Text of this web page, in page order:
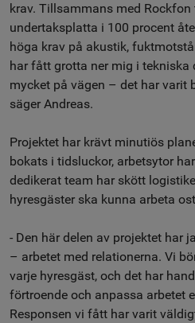
krav. Tillsammans med
undertaksplatta i 100 procent
höga krav på akustik,
har fått grotta ner mig i
mycket på vägen – det har varit
säger Andreas.
Projektet har krävt minutiös
bokats i tidsluckor, arbetsytor
dedikerat team har skött
hyresgäster ska kunna arbeta
- Den här delen av projektet har
– arbetet med relationerna. Vi
varje hyresgäst, och det har
förtroende och anpassa arbetet
Responsen vi fått har varit